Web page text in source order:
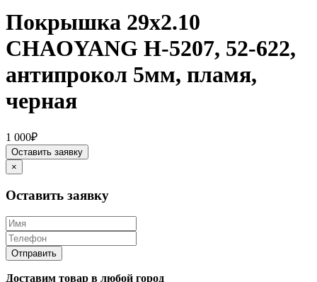
Покрышка 29x2.10
CHAOYANG H-5207, 52-622,
антипрокол 5мм, пламя,
черная
1 000₽
Оставить заявку
×
Оставить заявку
Отправить
Доставим товар в любой город